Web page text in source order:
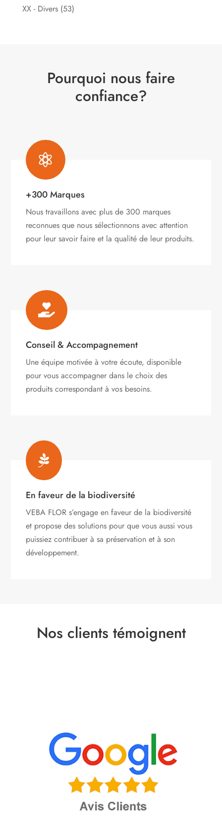
XX - Divers (53)
Pourquoi nous faire
confiance?

+300 Marques
Nous travaillons avec plus de 300 marques
reconnues que nous sélectionnons avec attention
pour leur savoir faire et la qualité de leur produits.

Conseil & Accompagnement
Une équipe motivée à votre écoute, disponible
pour vous accompagner dans le choix des
produits correspondant à vos besoins.

En faveur de la biodiversité
VEBA FLOR s’engageen faveur de la biodiversité
et propose des solutions pour que vous aussi vous
puissiez contribuer à sa préservation et à son
développement.
Nos clients témoignent